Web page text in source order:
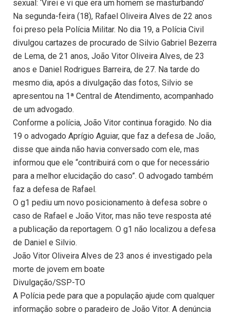
sexual: ‘Virei e vi que era um homem se masturbando’
Na segunda-feira (18), Rafael Oliveira Alves de 22 anos
foi preso pela Polícia Militar. No dia 19, a Polícia Civil
divulgou cartazes de procurado de Silvio Gabriel Bezerra
de Lema, de 21 anos, João Vitor Oliveira Alves, de 23
anos e Daniel Rodrigues Barreira, de 27. Na tarde do
mesmo dia, após a divulgação das fotos, Silvio se
apresentou na 1ª Central de Atendimento, acompanhado
de um advogado.
Conforme a polícia, João Vitor continua foragido. No dia
19 o advogado Aprígio Aguiar, que faz a defesa de João,
disse que ainda não havia conversado com ele, mas
informou que ele “contribuirá com o que for necessário
para a melhor elucidação do caso”. O advogado também
faz a defesa de Rafael.
O g1 pediu um novo posicionamento à defesa sobre o
caso de Rafael e João Vitor, mas não teve resposta até
a publicação da reportagem. O g1 não localizou a defesa
de Daniel e Silvio.
João Vitor Oliveira Alves de 23 anos é investigado pela
morte de jovem em boate
Divulgação/SSP-TO
A Polícia pede para que a população ajude com qualquer
informação sobre o paradeiro de João Vitor. A denúncia